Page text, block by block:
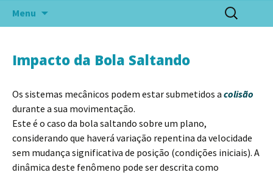
Menu
Pesquisar
por:
Impacto da Bola Saltando
Os sistemas mecânicos podem estar submetidos a colisão
durante a sua movimentação.
Este é o caso da bola saltando sobre um plano,
considerando que haverá variação repentina da velocidade
sem mudança significativa de posição (condições iniciais). A
dinâmica deste fenômeno pode ser descrita como